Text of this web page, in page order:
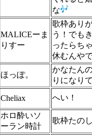
な
MALICEーま
りすー
歌枠あり
う！でも
ったらち
休むんや
ほっぽ。
かなたん
りになり
Cheliax へい！
ホロ酔いソ
ーラン時計
歌枠たの